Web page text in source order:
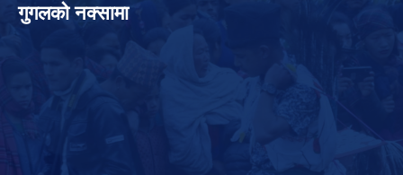
गुगलको नक्सामा